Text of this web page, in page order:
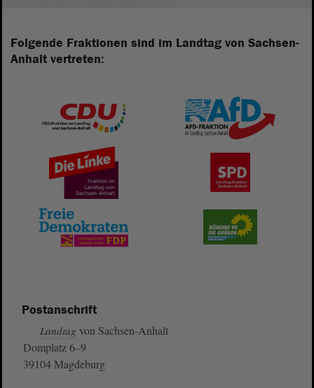
Folgende Fraktionen sind im Landtag von Sachsen-
Anhalt vertreten:
Postanschrift
Landtag von Sachsen-Anhalt
Domplatz 6–9
39104 Magdeburg